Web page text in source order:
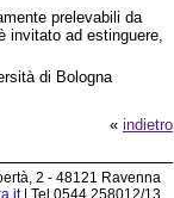
prelevabili da
invitato ad estinguere,
di Bologna
« indietro
2 - 48121 Ravenna
| Tel 0544.258012/13